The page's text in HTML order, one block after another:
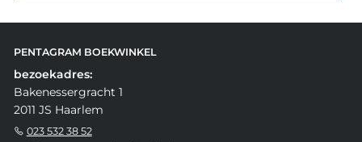
PENTAGRAM BOEKWINKEL
bezoekadres:
Bakenessergracht 1
2011 JS Haarlem
023 532 38 52